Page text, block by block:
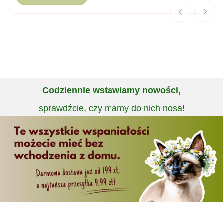
Codziennie wstawiamy nowości,
sprawdźcie, czy mamy do nich nosa!